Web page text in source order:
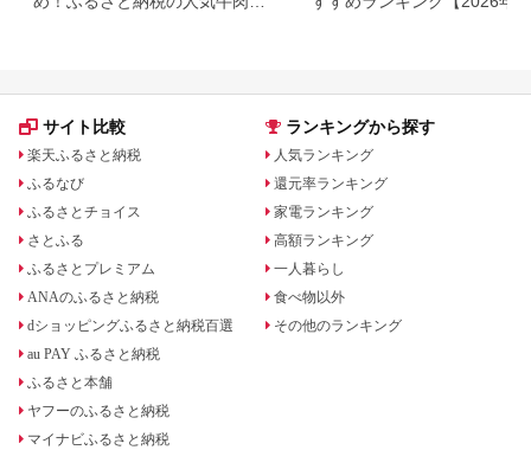
サイト比較
楽天ふるさと納税
ふるなび
ふるさとチョイス
さとふる
ふるさとプレミアム
ANAのふるさと納税
dショッピングふるさと納税百選
au PAY ふるさと納税
ふるさと本舗
ヤフーのふるさと納税
マイナビふるさと納税
ランキングから探す
人気ランキング
還元率ランキング
家電ランキング
高額ランキング
一人暮らし
食べ物以外
その他のランキング